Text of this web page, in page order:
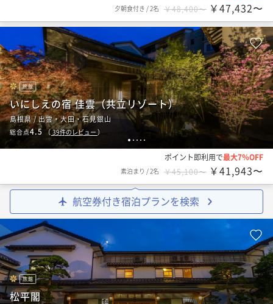
夕朝食付き /2名 ￥48,400〜 ￥47,432〜
1 2 3 4 5
旅館
いにしえの宿 佳雲（共立リゾート）
島根県 / 出雲・大田・石見銀山
総合点4.5 （39件のレビュー ）
ポイント即利用で最大7％OFF
素泊まり /2名 ￥45,100〜 ￥41,943〜
航空券付き宿泊プランを検索
旅館
松平閣